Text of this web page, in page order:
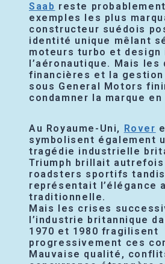
Saab reste
exemples les plus
constructeur suédois
identité unique mêlant
moteurs turbo et design
l’aéronautique. Mais
financières et la gestion
sous General Motors
condamner la marque en
Au Royaume-Uni, Rover
symbolisent également
tragédie industrielle
Triumph brillait
roadsters sportifs
représentait l’élégance
traditionnelle.
Mais les crises
l’industrie britannique
1970 et 1980 fragilisent
progressivement ces
Mauvaise qualité,